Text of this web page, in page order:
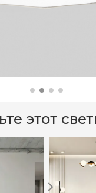
этот